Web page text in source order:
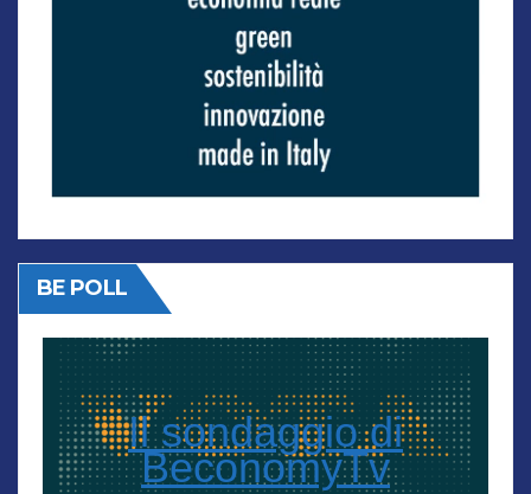
BE POLL
Il sondaggio di
BeconomyTv